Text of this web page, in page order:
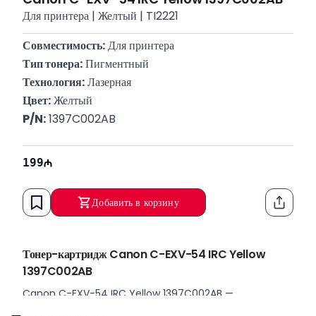
Для принтера | Желтый | TI2221
Совместимость: Для принтера
Тип тонера: Пигментный
Технология: Лазерная
Цвет: Желтый
P/N: 1397C002AB
199
Добавить в корзину
Тонер-картридж Canon C-EXV-54 IRC Yellow
1397C002AB
Canon C-EXV-54 IRC Yellow 1397C002AB —